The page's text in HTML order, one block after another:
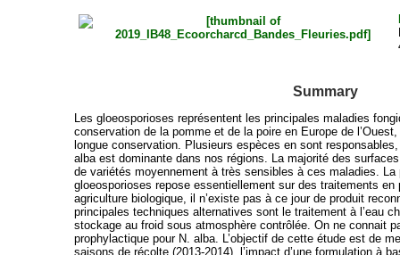
Summary
Les gloeosporioses représentent les principales maladies
conservation de la pomme et de la poire en Europe de
longue conservation. Plusieurs espèces en sont
alba est dominante dans nos régions. La majorité des
de variétés moyennement à très sensibles à ces maladies.
gloeosporioses repose essentiellement sur des traitements en
agriculture biologique, il n’existe pas à ce jour de produit
principales techniques alternatives sont le traitement à l’eau
stockage au froid sous atmosphère contrôlée. On ne connait
prophylactique pour N. alba. L’objectif de cette étude est de
saisons de récolte (2013-2014), l’impact d’une formulation à